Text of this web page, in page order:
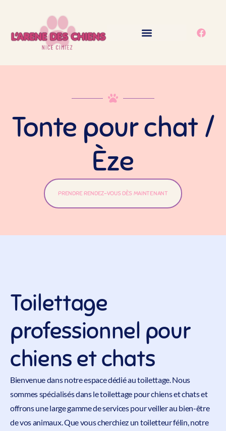
Tonte pour chat /
Èze
PRENDRE RENDEZ-VOUS DÈS MAINTENANT
Toilettage
professionnel pour
chiens et chats
Bienvenue dans notreespace dédié au toilettage. Nous
sommes spécialisés dans letoilettage pour chiens et chats et
offrons une large gamme de services pour veiller au bien-être
de vos animaux. Que vous cherchiez un toiletteur félin, notre